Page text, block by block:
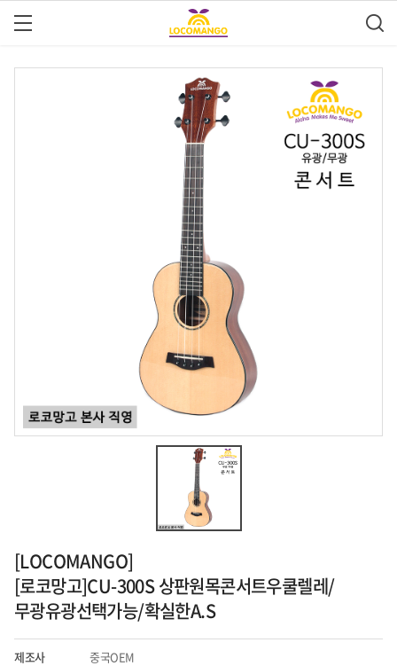
[LOCOMANGO]
[로코망고]CU-300S 상판원목콘서트우쿨렐레/
무광유광선택가능/확실한A.S
제조사 중국OEM